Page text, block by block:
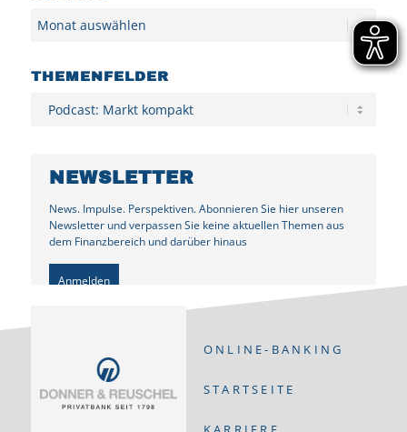
THEMENFELDER
NEWSLETTER
News. Impulse. Perspektiven. Abonnieren Sie hier unseren
Newsletter und verpassen Sie keine aktuellen Themen aus
dem Finanzbereich und darüber hinaus
Anmelden
ONLINE-BANKING
STARTSEITE